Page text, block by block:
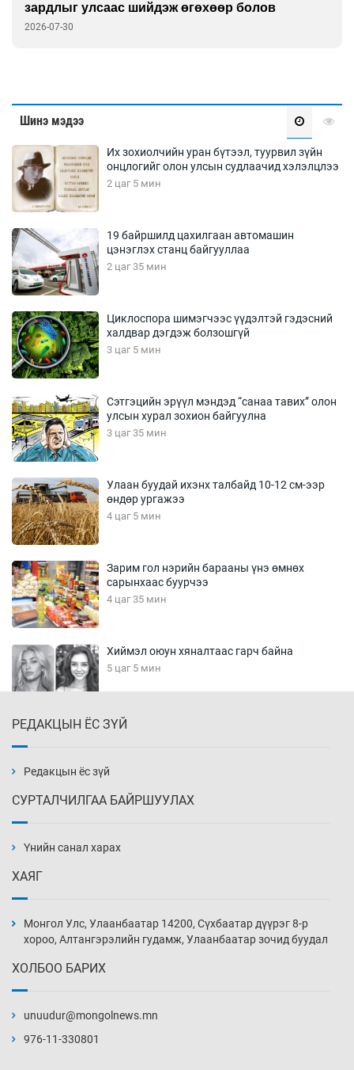
зардлыг улсаас шийдэж өгөхөөр болов
2026-07-30
Шинэ мэдээ
Их зохиолчийн уран бүтээл, туурвил зүйн
онцлогийг олон улсын судлаачид хэлэлцлээ
2 цаг 5 мин
19 байршилд цахилгаан автомашин
цэнэглэх станц байгууллаа
2 цаг 35 мин
Циклоспора шимэгчээс үүдэлтэй гэдэсний
халдвар дэгдэж болзошгүй
3 цаг 5 мин
Сэтгэцийн эрүүл мэндэд “санаа тавих” олон
улсын хурал зохион байгуулна
3 цаг 35 мин
Улаан буудай ихэнх талбайд 10-12 см-ээр
өндөр ургажээ
4 цаг 5 мин
Зарим гол нэрийн барааны үнэ өмнөх
сарынхаас буурчээ
4 цаг 35 мин
Хиймэл оюун хяналтаас гарч байна
5 цаг 5 мин
5 цаг 35 мин
нэмэгджээ
6 цаг 5 мин
6 цаг 35 мин
РЕДАКЦЫН ЁС ЗҮЙ
Редакцын ёс зүй
СУРТАЛЧИЛГАА БАЙРШУУЛАХ
Үнийн санал харах
ХАЯГ
Монгол Улс, Улаанбаатар 14200, Сүхбаатар дүүрэг 8-р
хороо, Алтангэрэлийн гудамж, Улаанбаатар зочид буудал
ХОЛБОО БАРИХ
unuudur@mongolnews.mn
976-11-330801